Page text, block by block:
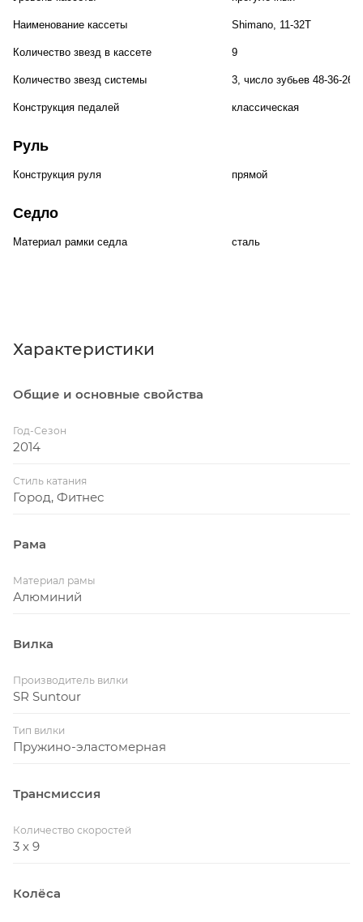
Наименование кассеты Shimano, 11-32T
Количество звезд в кассете 9
Количество звезд системы 3, число зубьев 48-36-26
Конструкция педалей классическая
Руль
Конструкция руля прямой
Седло
Материал рамки седла сталь
Характеристики
Общие и основные свойства
Год-Сезон
2014
Стиль катания
Город, Фитнес
Рама
Материал рамы
Алюминий
Вилка
Производитель вилки
SR Suntour
Тип вилки
Пружино-эластомерная
Трансмиссия
Количество скоростей
3 x 9
Колёса